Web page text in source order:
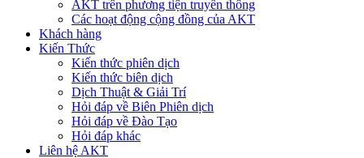
AKT trên phương tiện truyền thông
Các hoạt động cộng đồng của AKT
Khách hàng
Kiến Thức
Kiến thức phiên dịch
Kiến thức biên dịch
Dịch Thuật & Giải Trí
Hỏi đáp về Biên Phiên dịch
Hỏi đáp về Đào Tạo
Hỏi đáp khác
Liên hệ AKT